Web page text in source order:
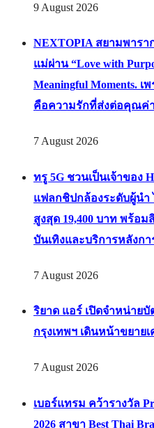
9 August 2026
NEXTOPIA สยามพาร
แม่ผ่าน “Love with
Meaningful Moments.
คือความรักที่ส่งต่อคุณค่
7 August 2026
ทรู 5G ชวนเป็นเจ้าของ
แฟลกชิปกล้องระดับผู้นำ
สูงสุด 19,400 บาท พร้อ
บันเทิงและบริการหลังกา
7 August 2026
ริยาด แอร์ เปิดจำหน่าย
กรุงเทพฯ เดินหน้าขยาย
7 August 2026
เบอร์แทรม คว้ารางวัล
2026 สาขา Best Thai